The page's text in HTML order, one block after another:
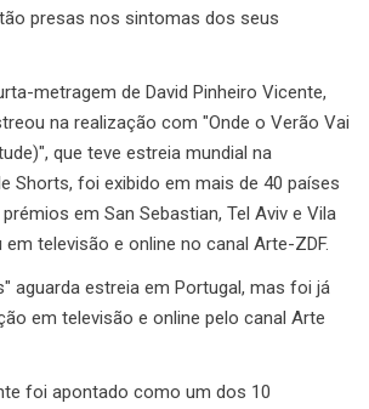
presas nos sintomas dos seus
metragem de David Pinheiro Vicente,
na realização com "Onde o Verão Vai
que teve estreia mundial na
Shorts, foi exibido em mais de 40 países
em San Sebastian, Tel Aviv e Vila
televisão e online no canal Arte-ZDF.
aguarda estreia em Portugal, mas foi já
em televisão e online pelo canal Arte
foi apontado como um dos 10